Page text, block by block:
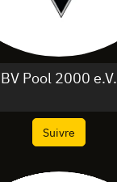
BV Pool 2000 e.V.
Suivre